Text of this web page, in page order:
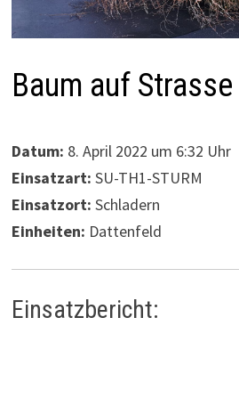
Baum auf Strasse
Datum: 8. April 2022 um 6:32 Uhr
Einsatzart: SU-TH1-STURM
Einsatzort: Schladern
Einheiten: Dattenfeld
Einsatzbericht: